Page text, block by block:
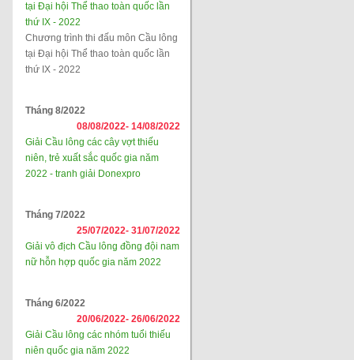
tại Đại hội Thể thao toàn quốc lần
thứ IX - 2022
Chương trình thi đấu môn Cầu lông
tại Đại hội Thể thao toàn quốc lần
thứ IX - 2022
Tháng 8/2022
08/08/2022- 14/08/2022
Giải Cầu lông các cây vợt thiếu
niên, trẻ xuất sắc quốc gia năm
2022 - tranh giải Donexpro
Tháng 7/2022
25/07/2022- 31/07/2022
Giải vô địch Cầu lông đồng đội nam
nữ hỗn hợp quốc gia năm 2022
Tháng 6/2022
20/06/2022- 26/06/2022
Giải Cầu lông các nhóm tuổi thiếu
niên quốc gia năm 2022